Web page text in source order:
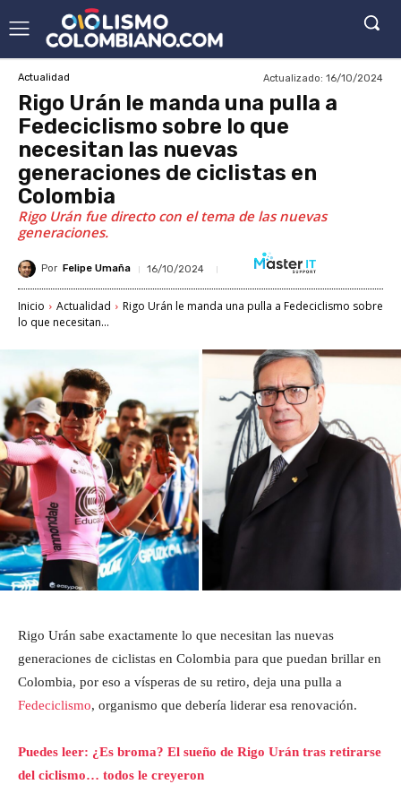
Actualidad Actualizado: 16/10/2024
Rigo Urán le manda una pulla a
Fedeciclismo sobre lo que
necesitan las nuevas
generaciones de ciclistas en
Colombia
Rigo Urán fue directo con el tema de las nuevas
generaciones.
Por Felipe Umaña 16/10/2024
Inicio Actualidad
Rigo Urán le manda una pulla a Fedeciclismo sobre
lo que necesitan...
Rigo Urán sabe exactamente lo que necesitan las nuevas
generaciones de ciclistas en Colombia para que puedan brillar en
Colombia, por eso a vísperas de su retiro, deja una pulla a
Fedeciclismo, organismo que debería liderar esa renovación.
Puedes leer: ¿Es broma? El sueño de Rigo Urán tras retirarse
del ciclismo… todos le creyeron